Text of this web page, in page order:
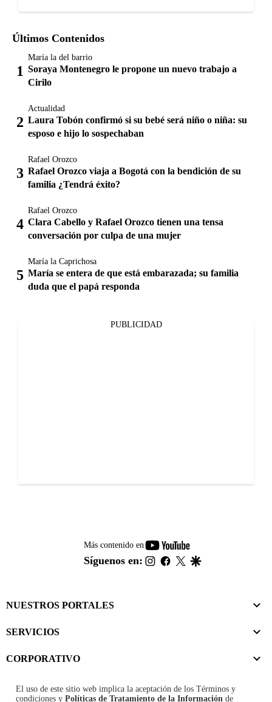
Últimos Contenidos
María la del barrio
Soraya Montenegro le propone un nuevo trabajo a
Cirilo
Actualidad
Laura Tobón confirmó si su bebé será niño o niña: su
esposo e hijo lo sospechaban
Rafael Orozco
Rafael Orozco viaja a Bogotá con la bendición de su
familia ¿Tendrá éxito?
Rafael Orozco
Clara Cabello y Rafael Orozco tienen una tensa
conversación por culpa de una mujer
María la Caprichosa
María se entera de que está embarazada; su familia
duda que el papá responda
PUBLICIDAD
Más contenido en
youtube-
footer
Síguenos en: instagram
facebook
twitter
NUESTROS PORTALES
SERVICIOS
CORPORATIVO
El uso de este sitio web implica la aceptación de los Términos y
condiciones y Políticas de Tratamiento de la Información de